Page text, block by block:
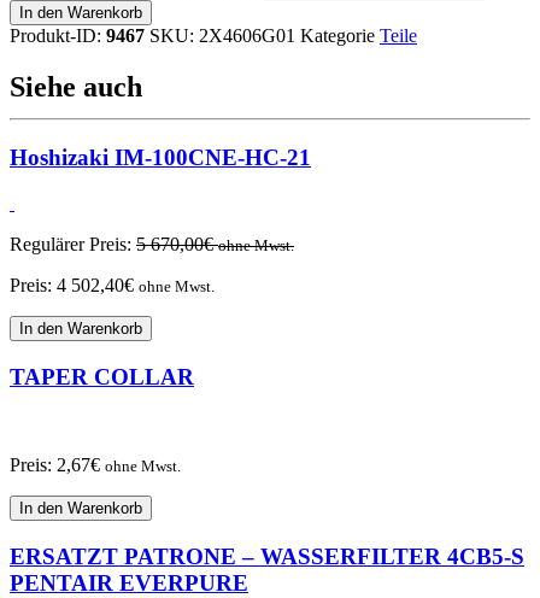
In den Warenkorb
Produkt-ID: 9467 SKU: 2X4606G01 Kategorie Teile
Siehe auch
Hoshizaki IM-100CNE-HC-21
Regulärer Preis: 5 670,00€ ohne Mwst.
Preis: 4 502,40€ ohne Mwst.
In den Warenkorb
TAPER COLLAR
Preis: 2,67€ ohne Mwst.
In den Warenkorb
ERSATZT PATRONE – WASSERFILTER 4CB5-S
PENTAIR EVERPURE